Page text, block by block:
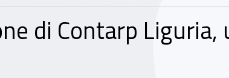
di Contarp